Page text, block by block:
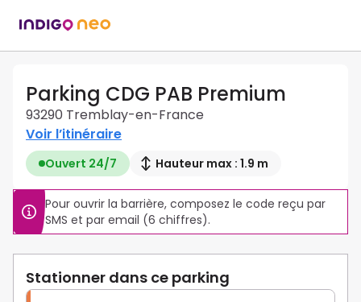
Parking CDG PAB Premium
93290 Tremblay-en-France
Voir l’itinéraire
Ouvert 24/7 Hauteur max : 1.9 m
Pour ouvrir la barrière, composez le code reçu par
SMS et par email (6 chiffres).
Stationner dans ce parking